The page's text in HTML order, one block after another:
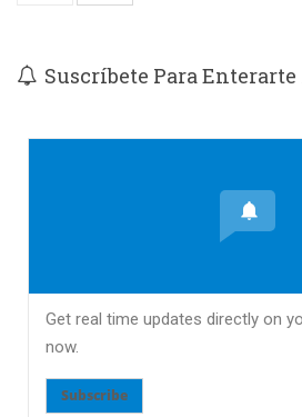
Suscríbete Para
Get real time updates directly on
now.
Subscribe